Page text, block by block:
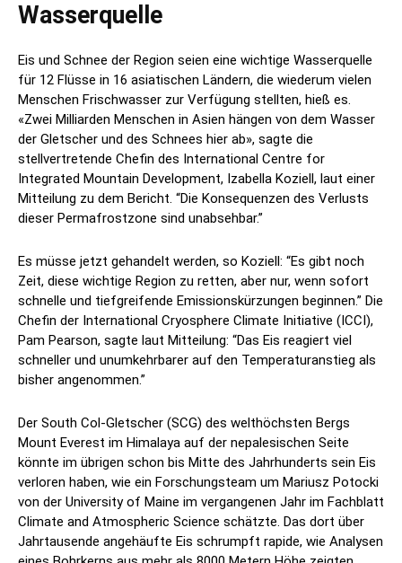
Wasserquelle
Eis und Schnee der Region seien eine wichtige Wasserquelle
für 12 Flüsse in 16 asiatischen Ländern, die wiederum vielen
Menschen Frischwasser zur Verfügung stellten, hieß es.
«Zwei Milliarden Menschen in Asien hängen von dem Wasser
der Gletscher und des Schnees hier ab», sagte die
stellvertretende Chefin des International Centre for
Integrated Mountain Development, Izabella Koziell, laut einer
Mitteilung zu dem Bericht. “Die Konsequenzen des Verlusts
dieser Permafrostzone sind unabsehbar.”
Es müsse jetzt gehandelt werden, so Koziell: “Es gibt noch
Zeit, diese wichtige Region zu retten, aber nur, wenn sofort
schnelle und tiefgreifende Emissionskürzungen beginnen.” Die
Chefin der International Cryosphere Climate Initiative (ICCI),
Pam Pearson, sagte laut Mitteilung: “Das Eis reagiert viel
schneller und unumkehrbarer auf den Temperaturanstieg als
bisher angenommen.”
Der South Col-Gletscher (SCG) des welthöchsten Bergs
Mount Everest im Himalaya auf der nepalesischen Seite
könnte im übrigen schon bis Mitte des Jahrhunderts sein Eis
verloren haben, wie ein Forschungsteam um Mariusz Potocki
von der University of Maine im vergangenen Jahr im Fachblatt
Climate and Atmospheric Science schätzte. Das dort über
Jahrtausende angehäufte Eis schrumpft rapide, wie Analysen